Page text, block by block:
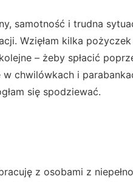
samotność i trudna
Wzięłam kilka
– żeby spłacić
w chwilówkach i
się spodziewać.
z osobami z